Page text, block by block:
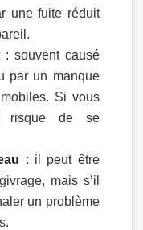
une fuite réduit
: souvent causé
par un manque
Si vous
risque de se
: il peut être
mais s’il
un problème